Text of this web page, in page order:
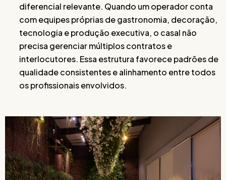
diferencial relevante. Quando um operador conta
com equipes próprias de gastronomia, decoração,
tecnologia e produção executiva, o casal não
precisa gerenciar múltiplos contratos e
interlocutores. Essa estrutura favorece padrões de
qualidade consistentes e alinhamento entre todos
os profissionais envolvidos.